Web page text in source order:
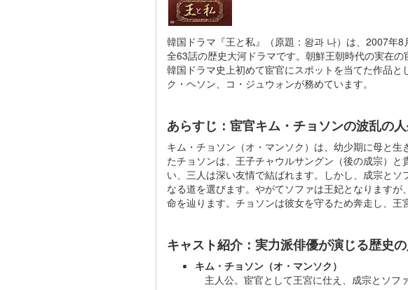
韓国ドラマ『王と私』（原題：왕과 나）は、2007年
全63話の歴史大河ドラマです。朝鮮王朝時代の実在の
韓国ドラマ史上初めて宦官にスポットを当てた作品と
ク・ヘソン、コ・ジュウォンが務めています。
あらすじ：宦官キム・チョソンの波乱の
キム・チョソン（オ・マンソク）は、幼少期に母と
たチョソンは、王子チャウルサングン（後の成宗）
い、三人は深い友情で結ばれます。しかし、成宗と
なる道を選びます。やがてソファは王妃となります
命を辿ります。チョソンは彼女を守るため奔走し、王
キャスト紹介：実力派俳優が演じる歴史
キム・チョソン（オ・マンソク）
主人公。宦官として王宮に仕え、成宗とソフ